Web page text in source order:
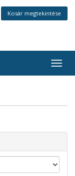
Kosár megtekintése
a